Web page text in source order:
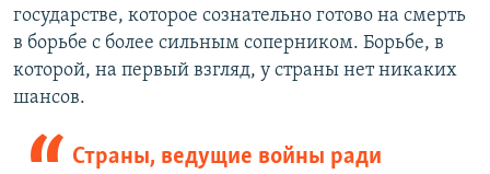
государстве, которое сознательно готово на смерть
в борьбе с более сильным соперником. Борьбе, в
которой, на первый взгляд, у страны нет никаких
шансов.
Страны, ведущие войны ради